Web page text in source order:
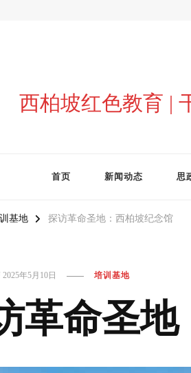
西柏坡红色教育 |
首页 新闻动态 思
基地 探访革命圣地：西柏坡纪念馆
2025年5月10日 培训基地
革命圣